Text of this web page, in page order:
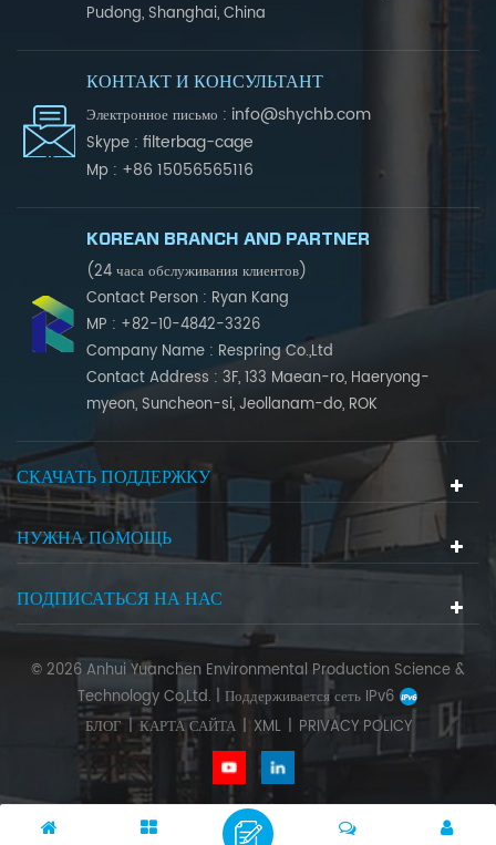
Pudong, Shanghai, China
КОНТАКТ И КОНСУЛЬТАНТ
Электронное письмо : info@shychb.com
Skype : filterbag-cage
Mp : +86 15056565116
KOREAN BRANCH AND PARTNER
(24 часа обслуживания клиентов)
Contact Person : Ryan Kang
MP : +82-10-4842-3326
Company Name : Respring Co.,Ltd
Contact Address : 3F, 133 Maean-ro, Haeryong-
myeon, Suncheon-si, Jeollanam-do, ROK
СКАЧАТЬ ПОДДЕРЖКУ
НУЖНА ПОМОЩЬ
ПОДПИСАТЬСЯ НА НАС
© 2026 Anhui Yuanchen Environmental Production Science &
Technology Co,Ltd. | Поддерживается сеть IPv6
БЛОГ|КАРТА САЙТА | XML | PRIVACY POLICY